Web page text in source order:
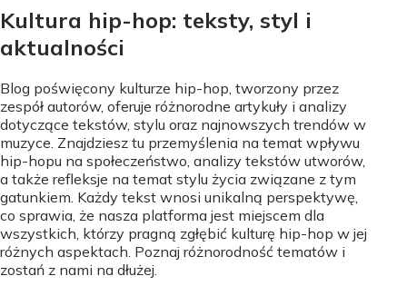
Kultura hip-hop: teksty, styl i
aktualności
Blog poświęcony kulturze hip-hop, tworzony przez
zespół autorów, oferuje różnorodne artykuły i analizy
dotyczące tekstów, stylu oraz najnowszych trendów w
muzyce. Znajdziesz tu przemyślenia na temat wpływu
hip-hopu na społeczeństwo, analizy tekstów utworów,
a także refleksje na temat stylu życia związane z tym
gatunkiem. Każdy tekst wnosi unikalną perspektywę,
co sprawia, że nasza platforma jest miejscem dla
wszystkich, którzy pragną zgłębić kulturę hip-hop w jej
różnych aspektach. Poznaj różnorodność tematów i
zostań z nami na dłużej.